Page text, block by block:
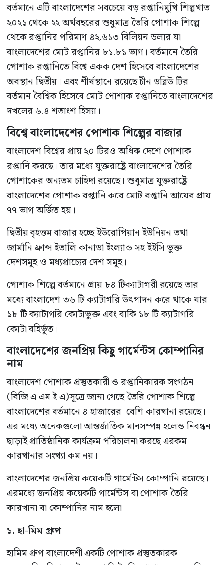
বর্তমানে এটি বাংলাদেশের সবচেয়ে বড় রপ্তানিমুখি শিল্পখাত
২০২১ থেকে ২২ অর্থবছরের শুধুমাত্র তৈরি পোশাক শিল্পে
থেকে রপ্তানির পরিমাণ ৪২.৬১৩ বিলিয়ন ডলার যা
বাংলাদেশের মোট রপ্তানির ৮১.৮১ ভাগ। বর্তমানে তৈরি
পোশাক রপ্তানিতে বিশ্বে একক দেশ হিসেবে বাংলাদেশের
অবস্থান দ্বিতীয়। এবং শীর্ষস্থানে রয়েছে চীন ডব্লিউ টির
বর্তমান বৈশ্বিক হিসেবে মোট পোশাক রপ্তানিতে বাংলাদেশের
দখলের ৬.৪ শতাংশ হিস্যা।
বিশ্বে বাংলাদেশের পোশাক শিল্পের বাজার
বাংলাদেশ বিশ্বের প্রায় ২০ টিরও অধিক দেশে পোশাক
রপ্তানি করছে। তার মধ্যে যুক্তরাষ্ট্রে বাংলাদেশের তৈরি
পোশাকের অন্যতম চাহিদা রয়েছে। শুধুমাত্র যুক্তরাষ্ট্রে
বাংলাদেশের পোশাক রপ্তানি করে মোট রপ্তানি আয়ের প্রায়
৭৭ ভাগ অর্জিত হয়।
দ্বিতীয় বৃহত্তম বাজার হচ্ছে ইউরোপিয়ান ইউনিয়ন তথা
জার্মানি ফ্রান্স ইতালি কানাডা ইংল্যান্ড সহ ইইসি ভুক্ত
দেশসমূহ ও মধ্যপ্রাচ্যের দেশ সমূহ।
পোশাক শিল্পে বর্তমানে প্রায় ৮৪ টিক্যাটাগরী রয়েছে তার
মধ্যে বাংলাদেশ ৩৬ টি ক্যাটাগরি উৎপাদন করে থাকে যার
১৮ টি ক্যাটাগরি কোটাভুক্ত এবং বাকি ১৮ টি ক্যাটাগরি
কোটা বহির্ভূত।
বাংলাদেশের জনপ্রিয় কিছু গার্মেন্টস কোম্পানির
নাম
বাংলাদেশ পোশাক প্রস্তুতকারী ও রপ্তানিকারক সংগঠন
(বিজি এ এম ই এ)সূত্রে জানা গেছে তৈরি পোশাক শিল্পে
বাংলাদেশের বর্তমানে ৪ হাজারের বেশি কারখানা রয়েছে।
এর মধ্যে অনেকগুলো আন্তর্জাতিক মানসম্পন্ন হলেও নিবন্ধন
ছাড়াই প্রাতিষ্ঠানিক কার্যক্রম পরিচালনা করছে এরকম
কারখানার সংখ্যা কম নয়।
বাংলাদেশের জনপ্রিয় কয়েকটি গার্মেন্টস কোম্পানি রয়েছে।
এরমধ্যে জনপ্রিয় কয়েকটি গার্মেন্টস বা পোশাক তৈরি
কারখানা বা কোম্পানির নাম হলো
১. হা-মিম গ্রুপ
হামিম গ্রুপ বাংলাদেশী একটি পোশাক প্রস্তুতকারক